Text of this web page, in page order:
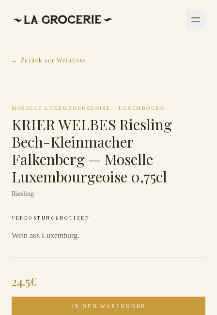
← Zurück zur Weinliste
MOSELLE LUXEMBOURGEOISE · LUXEMBOURG
KRIER WELBES Riesling
Bech-Kleinmacher
Falkenberg — Moselle
Luxembourgeoise 0,75cl
Riesling
VERKOSTUNGSNOTIZEN
Wein aus Luxemburg.
24.5€
IN DEN WARENKORB